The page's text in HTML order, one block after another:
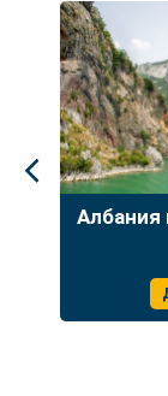
Албания